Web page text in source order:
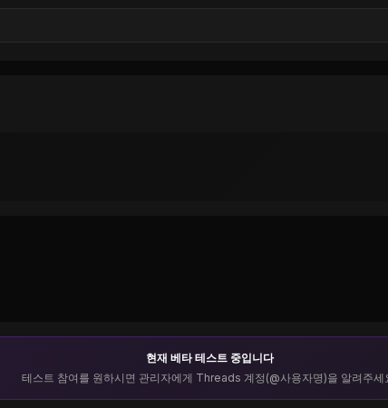
현재 베타 테스트 중입니다
테스트 참여를 원하시면 관리자에게 Threads 계정(@사용자명)을 알려주세